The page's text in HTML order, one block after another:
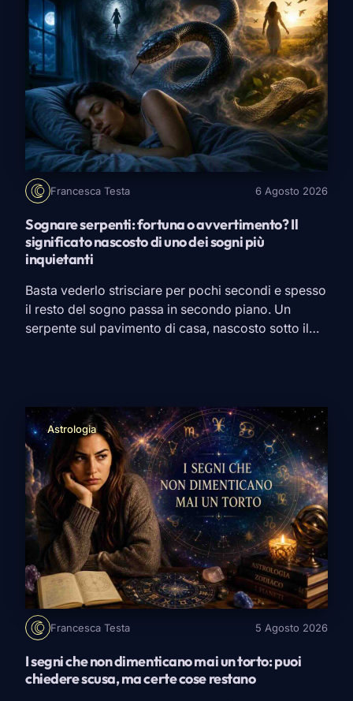
Francesca Testa 6 Agosto 2026
Sognare serpenti: fortuna o avvertimento? Il
significato nascosto di uno dei sogni più
inquietanti
Basta vederlo strisciare per pochi secondi e spesso
il resto del sogno passa in secondo piano. Un
serpente sul pavimento di casa, nascosto sotto il
serpente? È uno dei simboli più […]
Astrologia
Francesca Testa 5 Agosto 2026
I segni che non dimenticano mai un torto: puoi
chiedere scusa, ma certe cose restano